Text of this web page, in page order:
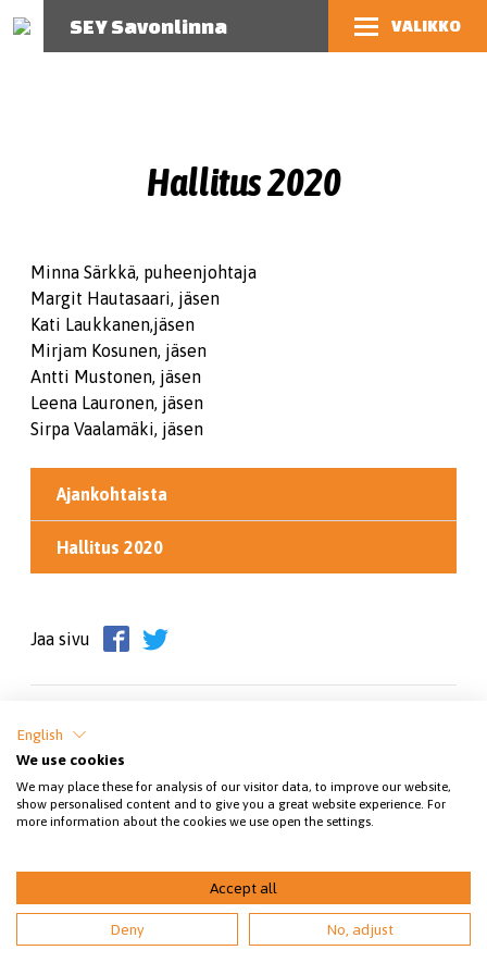
SEY Savonlinna VALIKKO
Hallitus 2020
Minna Särkkä, puheenjohtaja
Margit Hautasaari, jäsen
Kati Laukkanen,jäsen
Mirjam Kosunen, jäsen
Antti Mustonen, jäsen
Leena Lauronen, jäsen
Sirpa Vaalamäki, jäsen
Ajankohtaista
Hallitus 2020
Jaa sivu
© 2026 SEY Savonlinna
English
We use cookies
We may place these for analysis of our visitor data, to improve our website,
show personalised content and to give you a great website experience. For
more information about the cookies we use open the settings.
Accept all
Deny No, adjust